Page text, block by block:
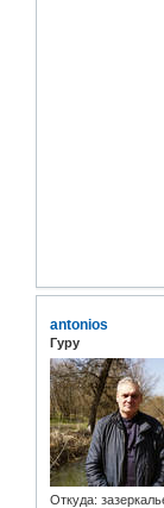
antonios
Гуру
Откуда: